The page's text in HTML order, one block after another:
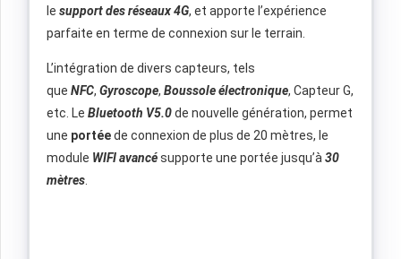
le support des réseaux 4G, et apporte l’expérience
parfaite en terme de connexion sur le terrain.
L’intégration de divers capteurs, tels
que NFC, Gyroscope, Boussole électronique, Capteur G,
etc. Le Bluetooth V5.0de nouvelle génération, permet
une portéede connexion de plus de 20 mètres, le
module WIFI avancésupporte une portée jusqu’à 30
mètres